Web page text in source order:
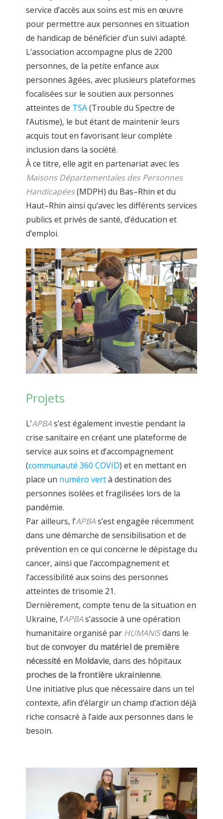
service d’accès auxsoins est mis en œuvre
pour permettre aux personnes en situation
de handicap de bénéficierd’un suivi adapté.
L’association accompagne plus de 2200
personnes, de la petite enfance aux
personnes âgées, avec plusieurs plateformes
focalisées sur le soutien aux personnes
atteintes de TSA(Trouble du Spectre de
l’Autisme), le but étantde maintenir leurs
acquis tout en favorisant leur complète
inclusion dans la société.
À ce titre, elle agit en partenariat avec les
Maisons Départementales desPersonnes
Handicapées(MDPH) du Bas–Rhin et du
Haut–Rhin ainsi qu’avec les différents services
publics et privés de santé, d’éducation et
d’emploi.
Projets
L’APBAs’estégalement investie pendant la
crise sanitaire en créant une plateforme de
service aux soins et d’accompagnement
(communauté 360 COVID) et en mettant en
place un numéro vertà destination des
personnes isolées et fragilisées lors de la
pandémie.
Par ailleurs, l’APBAs’est engagée récemment
dans une démarche de sensibilisation et de
prévention en ce qui concerne le dépistage du
cancer, ainsi que l’accompagnement et
l’accessibilité aux soins des personnes
atteintes de trisomie 21.
Dernièrement, compte tenu de la situation en
Ukraine, l’APBAs’associe à une opération
humanitaire organisé par HUMANISdans le
but de convoyer du matérielde première
nécessité en Moldavie, dans des hôpitaux
proches de lafrontière ukrainienne.
Une initiative plus que nécessaire dans un tel
contexte, afin d’élargir un champ d’action déjà
riche consacré à l’aide aux personnes dans le
besoin.